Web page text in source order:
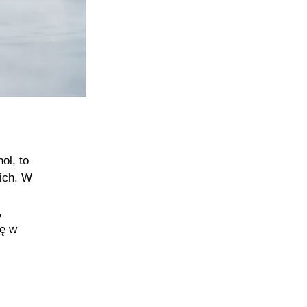
to
W
w